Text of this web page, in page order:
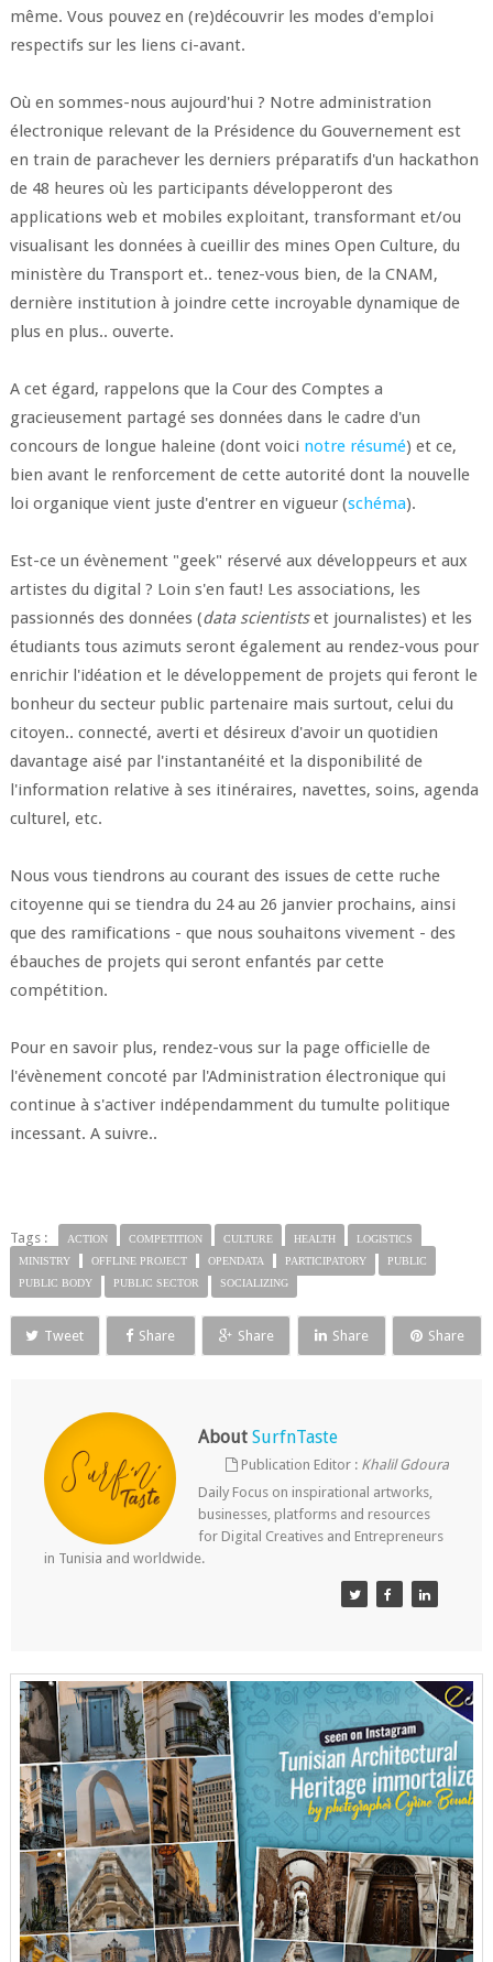
même. Vous pouvez en (re)découvrir les modes d'emploi
respectifs sur les liens ci-avant.
Où en sommes-nous aujourd'hui ? Notre administration
électronique relevant de la Présidence du Gouvernement est
en train de parachever les derniers préparatifs d'un hackathon
de 48 heures où les participants développeront des
applications web et mobiles exploitant, transformant et/ou
visualisant les données à cueillir des mines Open Culture, du
ministère du Transport et.. tenez-vous bien, de la CNAM,
dernière institution à joindre cette incroyable dynamique de
plus en plus.. ouverte.
A cet égard, rappelons que la Cour des Comptes a
gracieusement partagé ses données dans le cadre d'un
concours de longue haleine (dont voici notre résumé) et ce,
bien avant le renforcement de cette autorité dont la nouvelle
loi organique vient juste d'entrer en vigueur (schéma).
Est-ce un évènement "geek" réservé aux développeurs et aux
artistes du digital ? Loin s'en faut! Les associations, les
passionnés des données (data scientistset journalistes) et les
étudiants tous azimuts seront également au rendez-vous pour
enrichir l'idéation et le développement de projets qui feront le
bonheur du secteur public partenaire mais surtout, celui du
citoyen.. connecté, averti et désireux d'avoir un quotidien
davantage aisé par l'instantanéité et la disponibilité de
l'information relative à ses itinéraires, navettes, soins, agenda
culturel, etc.
Nous vous tiendrons au courant des issues de cette ruche
citoyenne qui se tiendra du 24 au 26 janvier prochains, ainsi
que des ramifications - que nous souhaitons vivement - des
ébauches de projets qui seront enfantés par cette
compétition.
Pour en savoir plus, rendez-vous sur la page officielle de
l'évènement concoté par l'Administration électronique qui
continue à s'activer indépendamment du tumulte politique
incessant. A suivre..
Tags : ACTION COMPETITION CULTURE HEALTH
LOGISTICS
MINISTRY
OFFLINE PROJECT OPENDATA PARTICIPATORY
PUBLIC
PUBLIC BODY
PUBLIC SECTOR SOCIALIZING
Tweet Share Share Share Share
About SurfnTaste
Publication Editor : Khalil Gdoura
Daily Focus on inspirational artworks,
businesses, platforms and resources
for Digital Creatives and Entrepreneurs
in Tunisia and worldwide.